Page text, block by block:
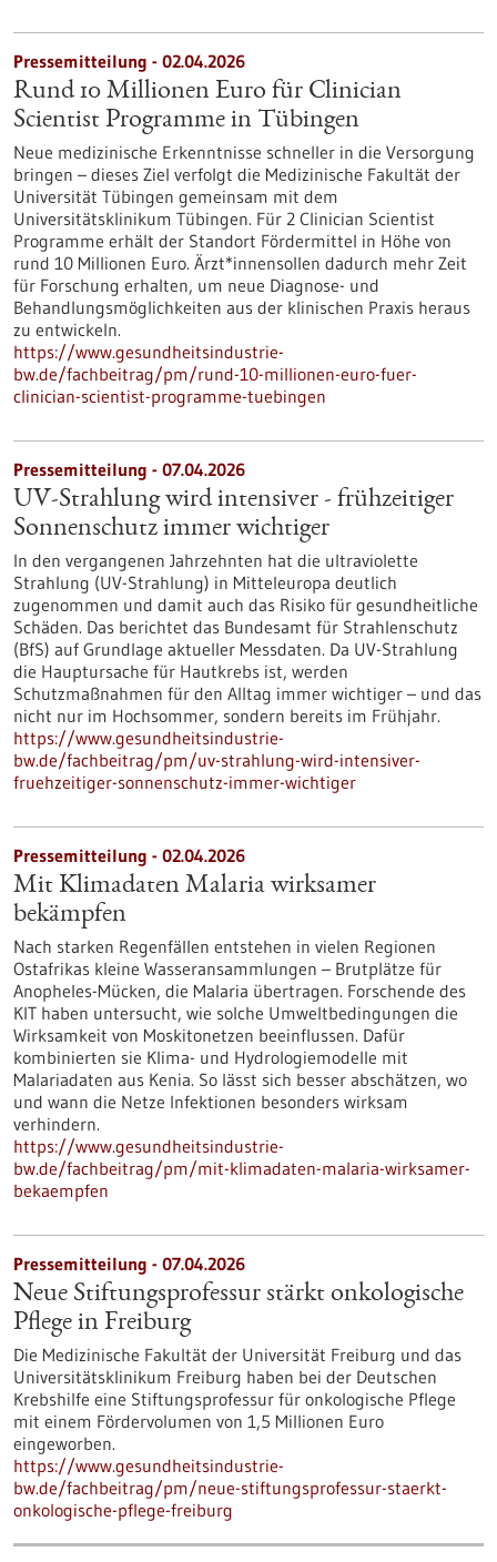
Pressemitteilung - 02.04.2026
Rund 10 Millionen Euro für Clinician
Scientist Programme in Tübingen
Neue medizinische Erkenntnisse schneller in die Versorgung
bringen – dieses Ziel verfolgt die Medizinische Fakultät der
Universität Tübingen gemeinsam mit dem
Universitätsklinikum Tübingen. Für 2 Clinician Scientist
Programme erhält der Standort Fördermittel in Höhe von
rund 10 Millionen Euro. Ärzt*innensollen dadurch mehr Zeit
für Forschung erhalten, um neue Diagnose- und
Behandlungsmöglichkeiten aus der klinischen Praxis heraus
zu entwickeln.
https://www.gesundheitsindustrie-
bw.de/fachbeitrag/pm/rund-10-millionen-euro-fuer-
clinician-scientist-programme-tuebingen
Pressemitteilung - 07.04.2026
UV-Strahlung wird intensiver - frühzeitiger
Sonnenschutz immer wichtiger
In den vergangenen Jahrzehnten hat die ultraviolette
Strahlung (UV-Strahlung) in Mitteleuropa deutlich
zugenommen und damit auch das Risiko für gesundheitliche
Schäden. Das berichtet das Bundesamt für Strahlenschutz
(BfS) auf Grundlage aktueller Messdaten. Da UV-Strahlung
die Hauptursache für Hautkrebs ist, werden
Schutzmaßnahmen für den Alltag immer wichtiger – und das
nicht nur im Hochsommer, sondern bereits im Frühjahr.
https://www.gesundheitsindustrie-
bw.de/fachbeitrag/pm/uv-strahlung-wird-intensiver-
fruehzeitiger-sonnenschutz-immer-wichtiger
Pressemitteilung - 02.04.2026
Mit Klimadaten Malaria wirksamer
bekämpfen
Nach starken Regenfällen entstehen in vielen Regionen
Ostafrikas kleine Wasseransammlungen – Brutplätze für
Anopheles-Mücken, die Malaria übertragen. Forschende des
KIT haben untersucht, wie solche Umweltbedingungen die
Wirksamkeit von Moskitonetzen beeinflussen. Dafür
kombinierten sie Klima- und Hydrologiemodelle mit
Malariadaten aus Kenia. So lässt sich besser abschätzen, wo
und wann die Netze Infektionen besonders wirksam
verhindern.
https://www.gesundheitsindustrie-
bw.de/fachbeitrag/pm/mit-klimadaten-malaria-wirksamer-
bekaempfen
Pressemitteilung - 07.04.2026
Neue Stiftungsprofessur stärkt onkologische
Pflege in Freiburg
Die Medizinische Fakultät der Universität Freiburg und das
Universitätsklinikum Freiburg haben bei der Deutschen
Krebshilfe eine Stiftungsprofessur für onkologische Pflege
mit einem Fördervolumen von 1,5 Millionen Euro
eingeworben.
https://www.gesundheitsindustrie-
bw.de/fachbeitrag/pm/neue-stiftungsprofessur-staerkt-
onkologische-pflege-freiburg